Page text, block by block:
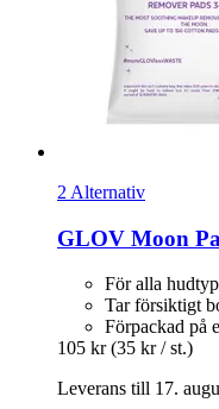
2 Alternativ
GLOV Moon
För alla
Tar försiktigt
Förpackad på
105 kr (35 kr / st.)
Leverans till 17.